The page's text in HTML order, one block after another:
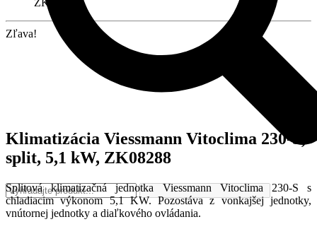
ZK08288
Zľava!
Klimatizácia Viessmann Vitoclima 230-S,
split, 5,1 kW, ZK08288
Splitová klimatizačná jednotka Viessmann Vitoclima 230-S s
chladiacim výkonom 5,1 KW. Pozostáva z vonkajšej jednotky,
vnútornej jednotky a diaľkového ovládania.